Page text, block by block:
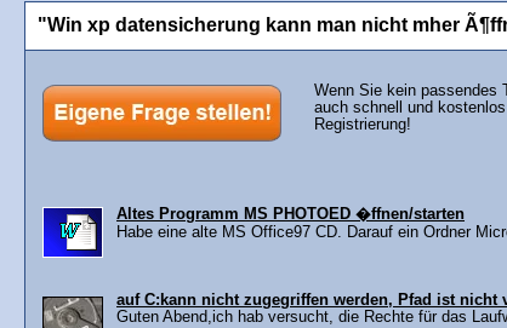
"Win xp datensicherung kann man nicht mher
Wenn Sie kein passendes
auch schnell und
Registrierung!
Altes Programm MS PHOTOED �ffnen/starten
Habe eine alte MS Office97 CD. Darauf ein Ordner
auf C:kann nicht zugegriffen werden, Pfad ist nicht
Guten Abend,ich hab versucht, die Rechte für das